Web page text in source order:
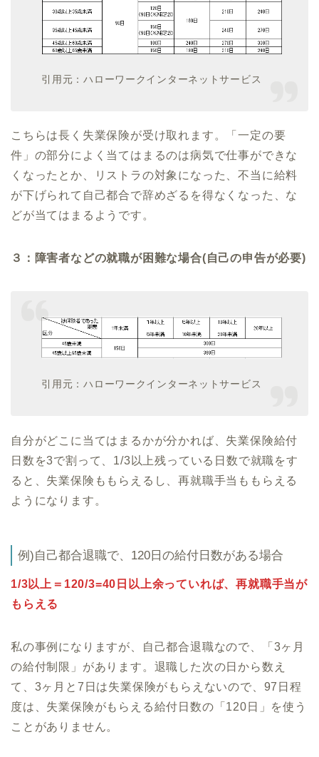
引用元：ハローワークインターネットサービス
こちらは長く失業保険が受け取れます。「一定の要
件」の部分によく当てはまるのは病気で仕事ができな
くなったとか、リストラの対象になった、不当に給料
が下げられて自己都合で辞めざるを得なくなった、な
どが当てはまるようです。
３：障害者などの就職が困難な場合(自己の申告が必要)
引用元：ハローワークインターネットサービス
自分がどこに当てはまるかが分かれば、失業保険給付
日数を3で割って、1/3以上残っている日数で就職をす
ると、失業保険ももらえるし、再就職手当ももらえる
ようになります。
例)自己都合退職で、120日の給付日数がある場合
1/3以上＝120/3=40日以上余っていれば、再就職手当が
もらえる
私の事例になりますが、自己都合退職なので、「3ヶ月
の給付制限」があります。退職した次の日から数え
て、3ヶ月と7日は失業保険がもらえないので、97日程
度は、失業保険がもらえる給付日数の「120日」を使う
ことがありません。